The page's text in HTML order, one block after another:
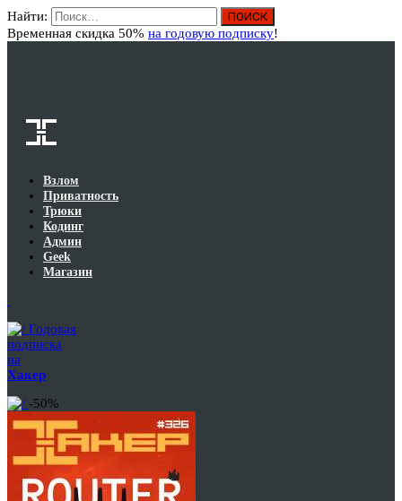
Найти:
Временная скидка 50% на годовую подписку!
Взлом
Приватность
Трюки
Кодинг
Админ
Geek
Магазин
Годовая
подписка
на
Хакер
-50%